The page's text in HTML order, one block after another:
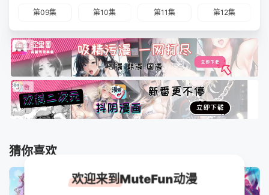
第09集 第10集 第11集 第12集
猜你喜欢
欢迎来到MuteFun动漫